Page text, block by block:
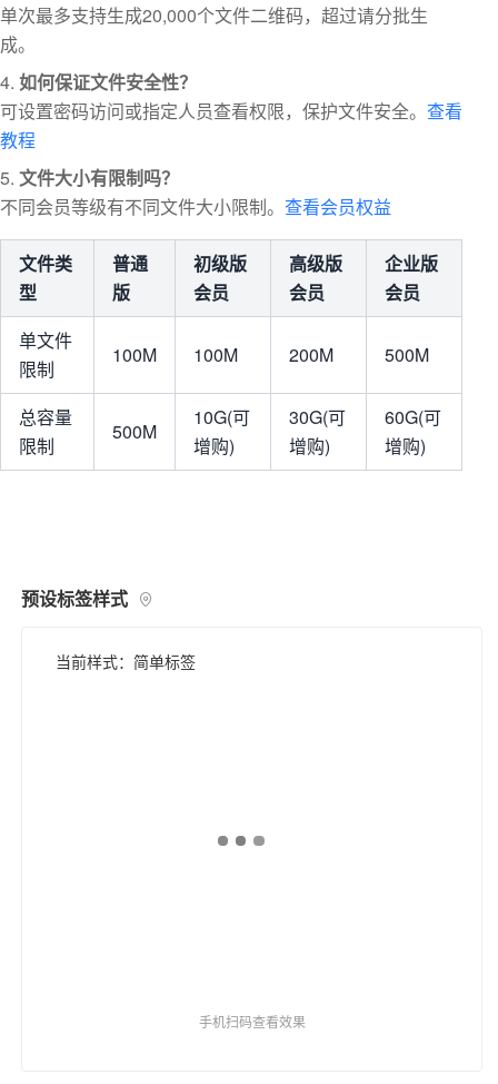
单次最多支持生成20,000个文件二维码，超过请分批生
成。
如何保证文件安全性？
可设置密码访问或指定人员查看权限，保护文件安全。 查看
教程
文件大小有限制吗？
不同会员等级有不同文件大小限制。 查看会员权益
文件类
型
普通
版
初级版
会员
高级版
会员
企业版
会员
单文件
限制
100M 100M 200M 500M
总容量
限制
500M
10G(可
增购)
30G(可
增购)
60G(可
增购)
预设标签样式
当前样式：简单标签
手机扫码查看效果